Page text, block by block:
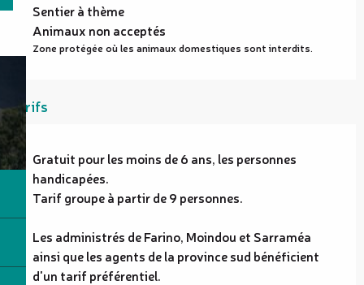
Sentier à thème
Animaux non acceptés
Zone protégée où les animaux domestiques sont interdits.
Tarifs
Gratuit pour les moins de 6 ans, les personnes
handicapées.
Tarif groupe à partir de 9 personnes.
Les administrés de Farino, Moindou et Sarraméa
ainsi que les agents de la province sud bénéficient
d'un tarif préférentiel.